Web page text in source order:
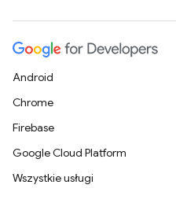
Android
Chrome
Firebase
Google Cloud Platform
Wszystkie usługi